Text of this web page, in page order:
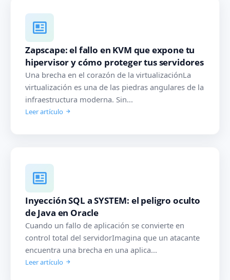
Zapscape: el fallo en KVM que expone tu
hipervisor y cómo proteger tus servidores
Una brecha en el corazón de la virtualizaciónLa
virtualización es una de las piedras angulares de la
infraestructura moderna. Sin...
Leer artículo
Inyección SQL a SYSTEM: el peligro oculto
de Java en Oracle
Cuando un fallo de aplicación se convierte en
control total del servidorImagina que un atacante
encuentra una brecha en una aplica...
Leer artículo